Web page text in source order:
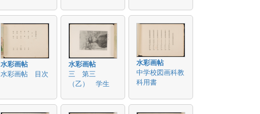
水彩画帖
水彩画帖 目次
水彩画帖
三 第三
（乙） 学生
水彩画帖
中学校図画科教
科用書